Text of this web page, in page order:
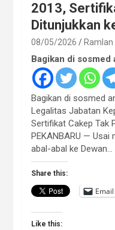
2013,
Ditunjukkan
08/05/2026 Ramlan
Bagikan di sosmed
Bagikan di sosmed
Legalitas Jabatan
Sertifikat Cakep Tak
PEKANBARU —
abal-abal ke Dewan…
Share this:
Email
Like this: